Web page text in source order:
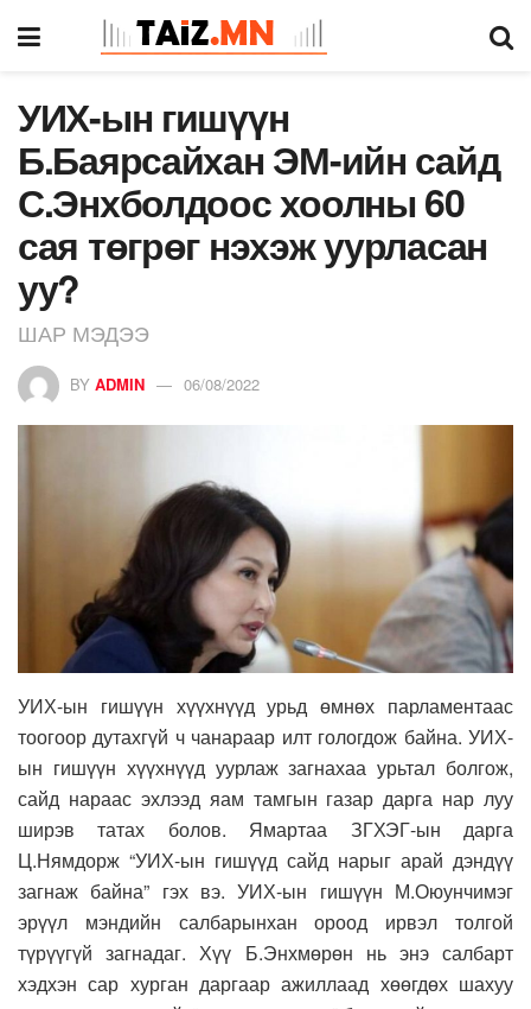
УИХ-ын гишүүн
Б.Баярсайхан ЭМ-ийн сайд
С.Энхболдоос хоолны 60
сая төгрөг нэхэж уурласан
уу?
ШАР МЭДЭЭ
BY ADMIN 06/08/2022
УИХ-ын гишүүн хүүхнүүд урьд өмнөх парламентаас
тоогоор дутахгүй ч чанараар илт гологдож байна. УИХ-
ын гишүүн хүүхнүүд уурлаж загнахаа урьтал болгож,
сайд нараас эхлээд яам тамгын газар дарга нар луу
ширэв татах болов. Ямартаа ЗГХЭГ-ын дарга
Ц.Нямдорж “УИХ-ын гишүүд сайд нарыг арай дэндүү
загнаж байна” гэх вэ. УИХ-ын гишүүн М.Оюунчимэг
эрүүл мэндийн салбарынхан ороод ирвэл толгой
түрүүгүй загнадаг. Хүү Б.Энхмөрөн нь энэ салбарт
хэдхэн сар хурган даргаар ажиллаад хөөгдөх шахуу